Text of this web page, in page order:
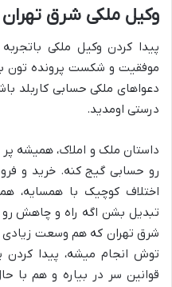
وکیل ملکی شرق تهران
پیدا کردن وکیل ملکی
موفقیت و شکست پرونده تون
دعواهای ملکی حسابی کاربلد
درستی اومدید.
داستان ملک و املاک، همیشه
رو حسابی گیج کنه. خرید و
اختلاف کوچیک با همسایه،
تبدیل بشن اگه راه و چاهش
شرق تهران که هم وسعت زیادی
توش انجام میشه، پیدا
قوانین سر در بیاره و هم با